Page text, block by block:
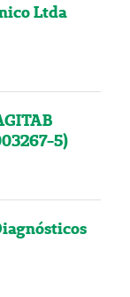
Ltda
5)